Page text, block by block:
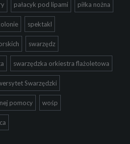
pałacyk pod lipami piłka nożna
spektakl
swarzędz
swarzędzka orkiestra flażoletowa
Swarzędzki
pomocy wośp